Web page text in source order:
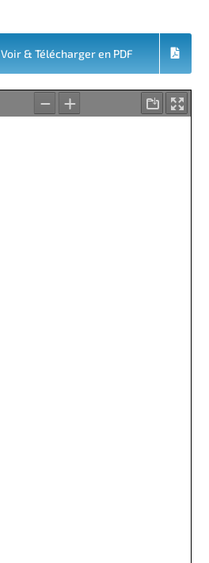
Voir & Télécharger en PDF